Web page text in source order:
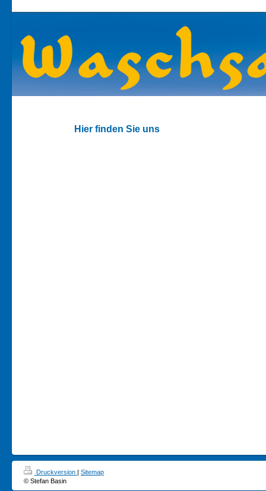
Hier finden Sie uns
Druckversion | Sitemap
© Stefan Basin